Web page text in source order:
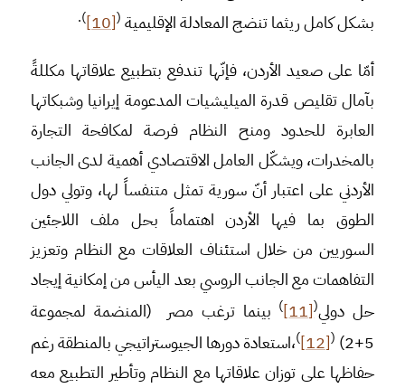
بشكل كامل ريثما تنضج المعادلة الإقليمية (
[10]
).
أمّا على صعيد الأردن، فإنّها تندفع بتطبيع علاقاتها مكللةً
بآمال تقليص قدرة الميليشيات المدعومة إيرانيا وشبكاتها
العابرة للحدود ومنح النظام فرصة لمكافحة التجارة
بالمخدرات، ويشكّل العامل الاقتصادي أهمية لدى الجانب
الأردني على اعتبار أنّ سورية تمثل متنفساً لها، وتولي دول
الطوق بما فيها الأردن اهتماماً بحل ملف اللاجئين
السوريين من خلال استئناف العلاقات مع النظام وتعزيز
التفاهمات مع الجانب الروسي بعد اليأس من إمكانية إيجاد
حل دولي(
[11]
) بينما ترغب مصر (المنضمة لمجموعة
5+2)
(
[12]
)،استعادة دورها الجيوستراتيجي بالمنطقة رغم
حفاظها على توزان علاقاتها مع النظام وتأطير التطبيع معه